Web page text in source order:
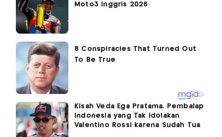
Moto3 Inggris 2026
Kisah Veda Ega Pratama, Pembalap
Indonesia yang Tak Idolakan
Valentino Rossi karena Sudah Tua